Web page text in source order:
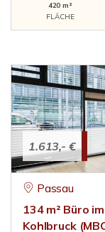
420 m²
FLÄCHE
1.613,- €
Passau
134 m² Büro
Kohlbruck